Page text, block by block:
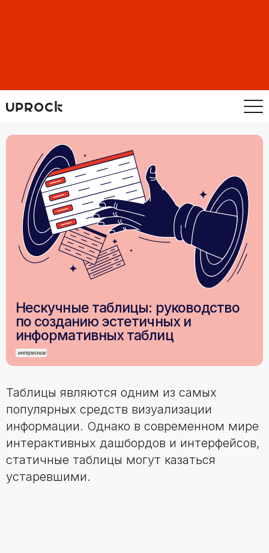
Нескучные таблицы: руководство
по созданию эстетичных и
информативных таблиц
интересное
Таблицы являются одним из самых
популярных средств визуализации
информации. Однако в современном мире
интерактивных дашбордов и интерфейсов,
статичные таблицы могут казаться
устаревшими.